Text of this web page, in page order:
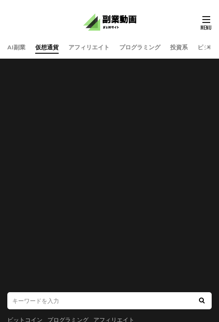
AI副業 仮想通貨 アフィリエイト プログラミング 投資系 ビジネ
ビットコイン プログラミング アフィリエイト